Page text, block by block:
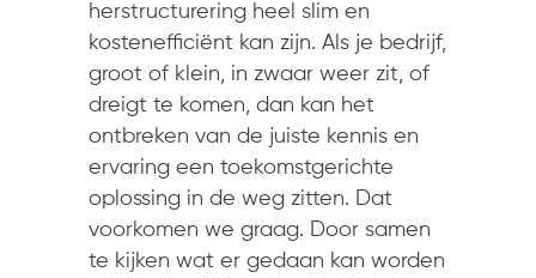
herstructurering heel slim en
kostenefficiënt kan zijn. Als je bedrijf,
groot of klein, in zwaar weer zit, of
dreigt te komen, dan kan het
ontbreken van de juiste kennis en
ervaring een toekomstgerichte
oplossing in de weg zitten. Dat
voorkomen we graag. Door samen
te kijken wat er gedaan kan worden